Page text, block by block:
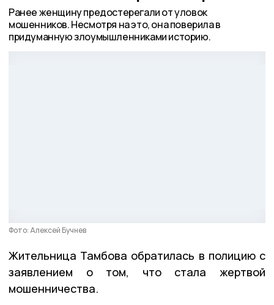
Ранее женщину предостерегали от уловок
мошенников. Несмотря на это, она поверила в
придуманную злоумышленниками историю.
Фото: Алексей Бучнев
Жительница Тамбова обратилась в полицию с
заявлением о том, что стала жертвой
мошенничества.